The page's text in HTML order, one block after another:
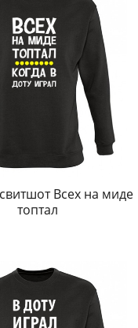
Всех на миде
топтал